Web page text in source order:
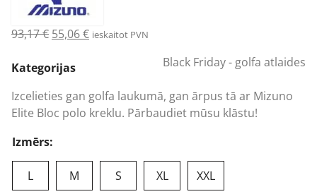
93,17€ Original
was:
55,06€Current
ieskaitot PVN
Kategorijas Black Friday - golfa atlaides
Izcelieties gan golfa laukumā, gan ārpus tā ar Mizuno
Elite Bloc polo kreklu. Pārbaudiet mūsu klāstu!
Izmērs:
L M S XL
XXL